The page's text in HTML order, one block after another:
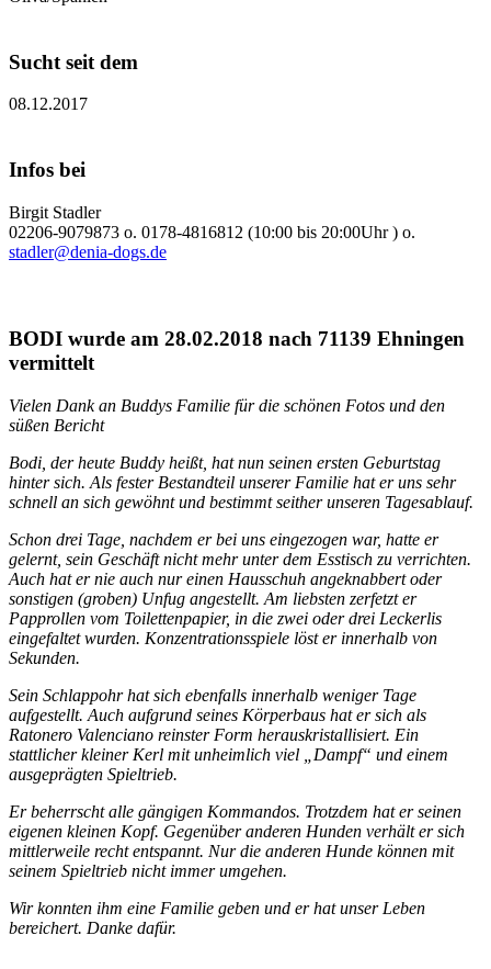
Sucht seit dem
08.12.2017
Infos bei
Birgit Stadler
02206-9079873 o. 0178-4816812 (10:00 bis 20:00Uhr ) o.
stadler@denia-dogs.de
BODI wurde am 28.02.2018 nach 71139 Ehningen
vermittelt
Vielen Dank an Buddys Familie für die schönen Fotos und den
süßen Bericht
Bodi, der heute Buddy heißt, hat nun seinen ersten Geburtstag
hinter sich. Als fester Bestandteil unserer Familie hat er uns sehr
schnell an sich gewöhnt und bestimmt seither unseren Tagesablauf.
Schon drei Tage, nachdem er bei uns eingezogen war, hatte er
gelernt, sein Geschäft nicht mehr unter dem Esstisch zu verrichten.
Auch hat er nie auch nur einen Hausschuh angeknabbert oder
sonstigen (groben) Unfug angestellt. Am liebsten zerfetzt er
Papprollen vom Toilettenpapier, in die zwei oder drei Leckerlis
eingefaltet wurden. Konzentrationsspiele löst er innerhalb von
Sekunden.
Sein Schlappohr hat sich ebenfalls innerhalb weniger Tage
aufgestellt. Auch aufgrund seines Körperbaus hat er sich als
Ratonero Valenciano reinster Form herauskristallisiert. Ein
stattlicher kleiner Kerl mit unheimlich viel „Dampf“ und einem
ausgeprägten Spieltrieb.
Er beherrscht alle gängigen Kommandos. Trotzdem hat er seinen
eigenen kleinen Kopf. Gegenüber anderen Hunden verhält er sich
mittlerweile recht entspannt. Nur die anderen Hunde können mit
seinem Spieltrieb nicht immer umgehen.
Wir konnten ihm eine Familie geben und er hat unser Leben
bereichert. Danke dafür.